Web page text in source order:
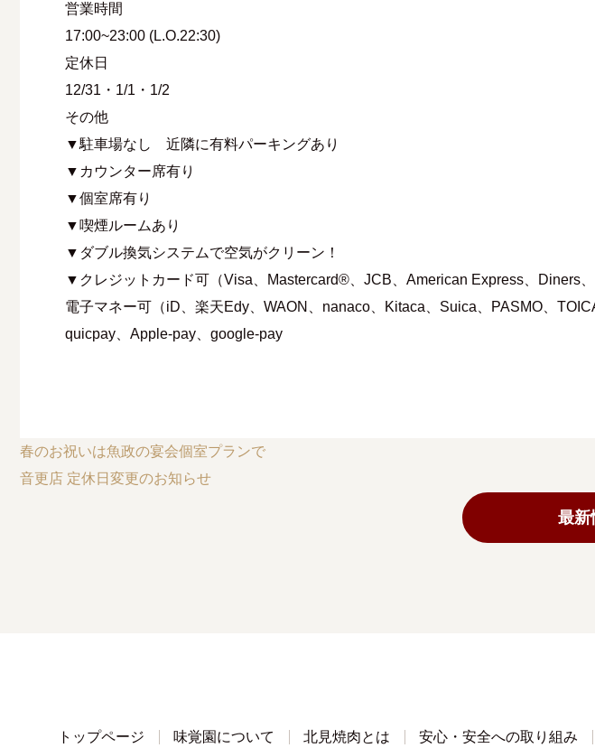
営業時間
17:00~23:00 (L.O.22:30)
定休⽇
12/31・1/1・1/2
その他
▼駐車場なし 近隣に有料パーキングあり
▼カウンター席有り
▼個室席有り
▼喫煙ルームあり
▼ダブル換気システムで空気がクリーン！
▼クレジットカード可（Visa、Mastercard®、JCB、American Express、Diners、
電子マネー可（iD、楽天Edy、WAON、nanaco、Kitaca、Suica、PASMO、
quicpay、Apple-pay、google-pay
春のお祝いは魚政の宴会個室プランで
音更店 定休日変更のお知らせ
最新
トップページ 味覚園について 北見焼肉とは 安心・安全への取り組み